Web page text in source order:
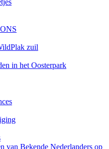
zuil
in het Oosterpark
van Bekende Nederlanders op